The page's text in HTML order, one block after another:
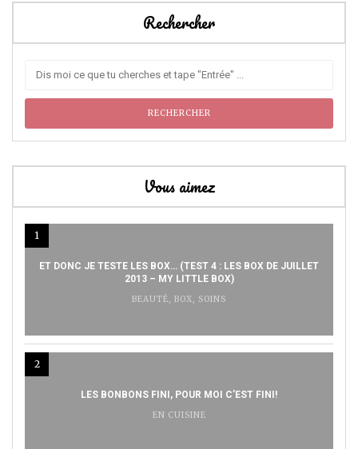
Rechercher
Vous aimez
1
ET DONC JE TESTE LES BOX… (TEST 4 : LES BOX DE JUILLET
2013 – MY LITTLE BOX)
BEAUTÉ, BOX, SOINS
2
LES BONBONS FINI, POUR MOI C’EST FINI!
EN CUISINE